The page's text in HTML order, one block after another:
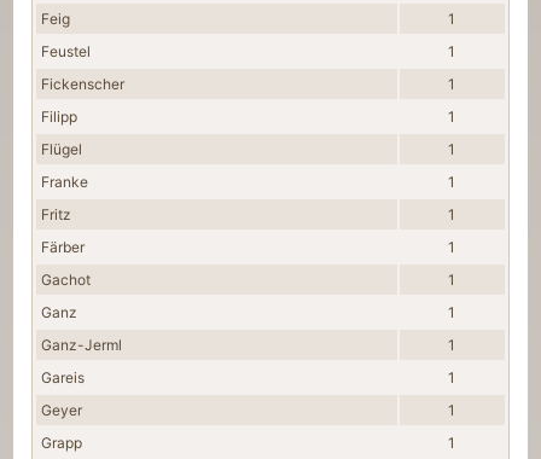
Feig
1
Feustel
1
Fickenscher
1
Filipp
1
Flügel
1
Franke
1
Fritz
1
Färber
1
Gachot
1
Ganz
1
Ganz-Jerml
1
Gareis
1
Geyer
1
Grapp
1